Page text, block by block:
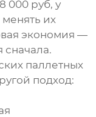
000 руб, у
их
экономия —
сначала.
паллетных
подход: